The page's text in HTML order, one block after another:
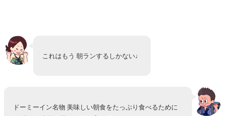
これはもう 朝ランするしかない♩
ドーミーイン名物 美味しい朝食をたっぷり食べるために